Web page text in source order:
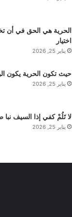
الحرية هي الحق في أن
اختيار
يناير 25, 2026
حيث تكون الحرية يكون
يناير 25, 2026
لا تَلُمْ كفي إذا السيف
يناير 25, 2026